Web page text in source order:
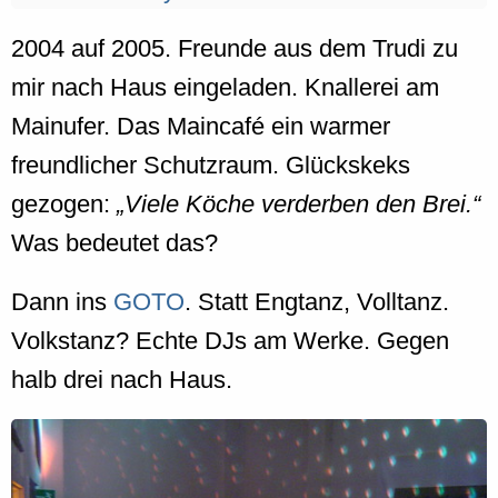
2004 auf 2005. Freunde aus dem Trudi zu
mir nach Haus eingeladen. Knallerei am
Mainufer. Das Maincafé ein warmer
freundlicher Schutzraum. Glückskeks
gezogen:
Viele Köche verderben den Brei.
Was bedeutet das?
Dann ins GOTO. Statt Engtanz, Volltanz.
Volkstanz? Echte DJs am Werke. Gegen
halb drei nach Haus.